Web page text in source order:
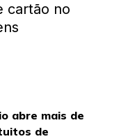
cartão no
abre mais de
de